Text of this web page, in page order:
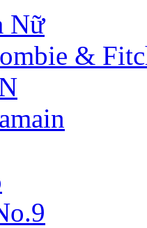
Nữ
&